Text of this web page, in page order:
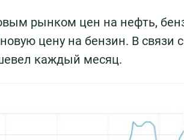
рынком цен на нефть,
цену на бензин. В связи
каждый месяц.